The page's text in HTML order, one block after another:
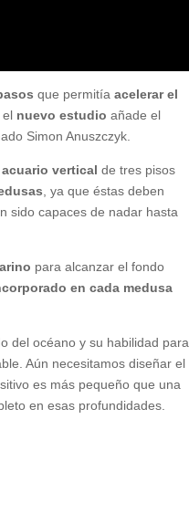
que permitíaacelerar el
el nuevo estudio añade el
Simon Anuszczyk.
acuario vertical de tres pisos
, ya que éstas deben
sido capaces de nadar hasta
para alcanzar el fondo
en cada medusa
del océano y su habilidad para
Aún necesitamos diseñar el
es más pequeño que una
en esas profundidades.